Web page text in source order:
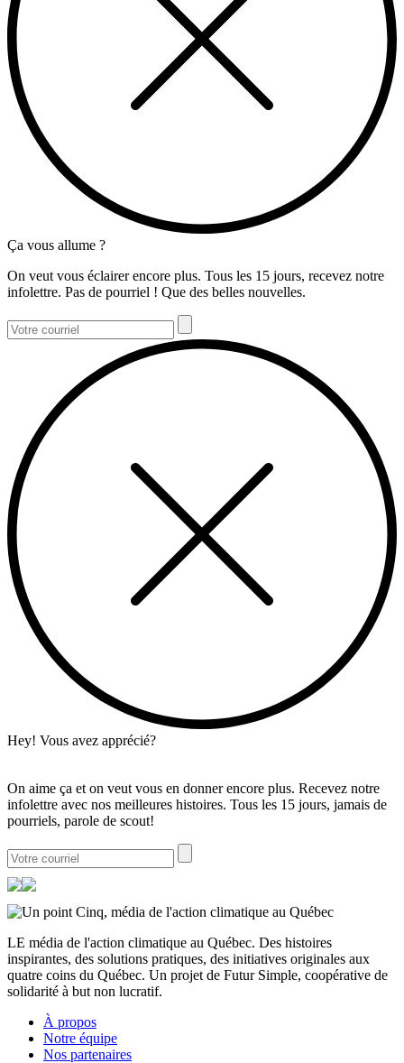
Ça vous allume ?
On veut vous éclairer encore plus. Tous les 15 jours, recevez notre
infolettre. Pas de pourriel ! Que des belles nouvelles.
Hey! Vous avez apprécié?
On aime ça et on veut vous en donner encore plus. Recevez notre
infolettre avec nos meilleures histoires. Tous les 15 jours, jamais de
pourriels, parole de scout!
LE média de l'action climatique au Québec. Des histoires
inspirantes, des solutions pratiques, des initiatives originales aux
quatre coins du Québec. Un projet de Futur Simple, coopérative de
solidarité à but non lucratif.
À propos
Notre équipe
Nos partenaires